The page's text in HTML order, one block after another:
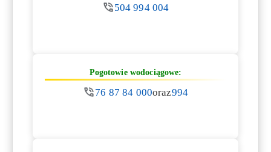
504 994 004
Pogotowie wodociągowe:
76 87 84 000oraz994